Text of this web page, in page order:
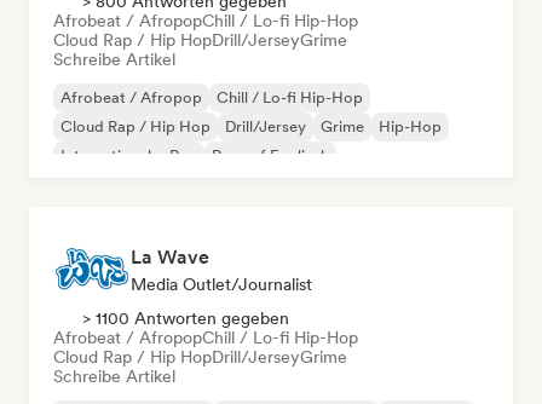
Afrobeat / AfropopChill / Lo-fi Hip-Hop
Cloud Rap / Hip HopDrill/JerseyGrime
Schreibe Artikel
Afrobeat / Afropop
Chill / Lo-fi Hip-Hop
Cloud Rap / Hip Hop
Drill/Jersey Grime
Hip-Hop
Internationaler Rap
Rap auf Englisch
La Wave
Media Outlet/Journalist
> 1100 Antworten gegeben
Afrobeat / AfropopChill / Lo-fi Hip-Hop
Cloud Rap / Hip HopDrill/JerseyGrime
Schreibe Artikel